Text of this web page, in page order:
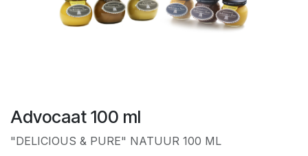
Advocaat 100 ml
"DELICIOUS & PURE" NATUUR 100 ML